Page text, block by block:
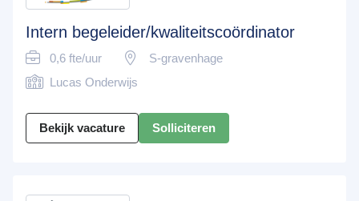
Intern begeleider/kwaliteitscoördinator
0,6 fte/uur
S-gravenhage
Lucas Onderwijs
Bekijk vacature Solliciteren